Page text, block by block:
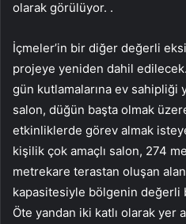
olarak görülüyor. .
İçmeler’in bir diğer değerli
projeye yeniden dahil
gün kutlamalarına ev sahipliği
salon, düğün başta olmak
etkinliklerde görev almak
kişilik çok amaçlı salon, 274
metrekare terastan oluşan
kapasitesiyle bölgenin değerli
Öte yandan iki katlı olarak yer